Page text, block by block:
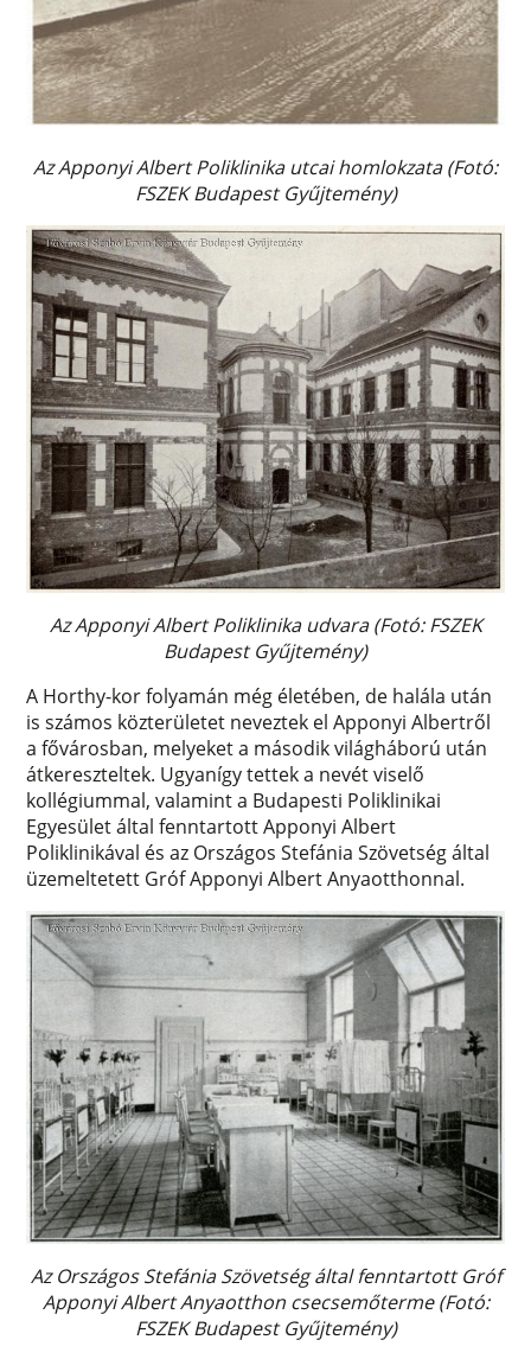
Az Apponyi Albert Poliklinika utcai homlokzata (Fotó:
FSZEK Budapest Gyűjtemény)
Az Apponyi Albert Poliklinika udvara (Fotó: FSZEK
Budapest Gyűjtemény)
A Horthy-kor folyamán még életében, de halála után
is számos közterületet neveztek el Apponyi Albertről
a fővárosban, melyeket a második világháború után
átkereszteltek. Ugyanígy tettek a nevét viselő
kollégiummal, valamint a Budapesti Poliklinikai
Egyesület által fenntartott Apponyi Albert
Poliklinikával és az Országos Stefánia Szövetség által
üzemeltetett Gróf Apponyi Albert Anyaotthonnal.
Az Országos Stefánia Szövetség által fenntartott Gróf
Apponyi Albert Anyaotthon csecsemőterme (Fotó:
FSZEK Budapest Gyűjtemény)